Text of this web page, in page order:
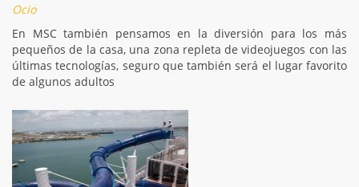
Ocio
En MSC también pensamos en la diversión para los más
pequeños de la casa, una zona repleta de videojuegos con las
últimas tecnologías, seguro que también será el lugar favorito
de algunos adultos